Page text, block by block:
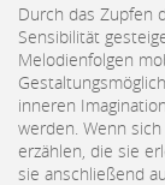
Durch das Zupfen
Sensibilität
Melodienfolgen
inneren
werden. Wenn
erzählen, die sie
sie anschließend